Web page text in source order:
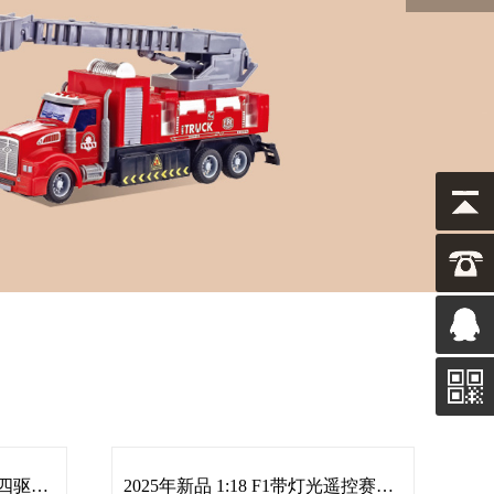
2025年新品 1:20对频2.4GHz 四驱灯光高速漂移遥控车 2025年新品 1:18 F1带灯光遥控赛车，带灯光遥控战车